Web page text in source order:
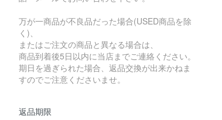
万が一商品が不良品だった場合(USED商品を除
く)、
またはご注文の商品と異なる場合は、
商品到着後5日以内に当店までご連絡ください。
期日を過ぎられた場合、返品交換が出来かねま
すのでご注意くださいませ。
返品期限